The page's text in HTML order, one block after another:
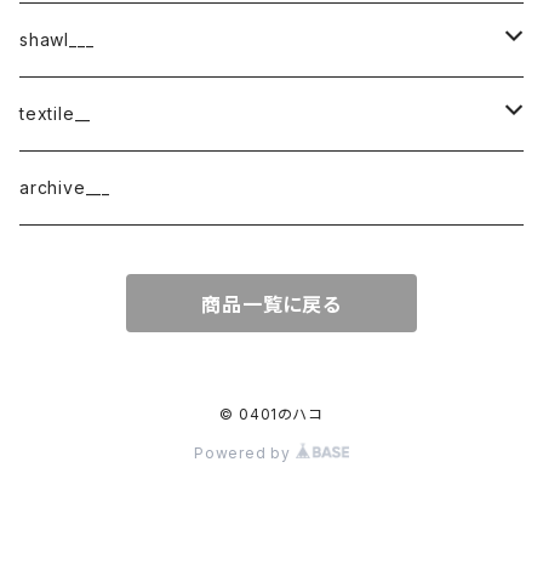
shawl___
cotton
border
cotton × wool
textile__
織物
archive___
商品一覧に戻る
© 0401のハコ
Powered by